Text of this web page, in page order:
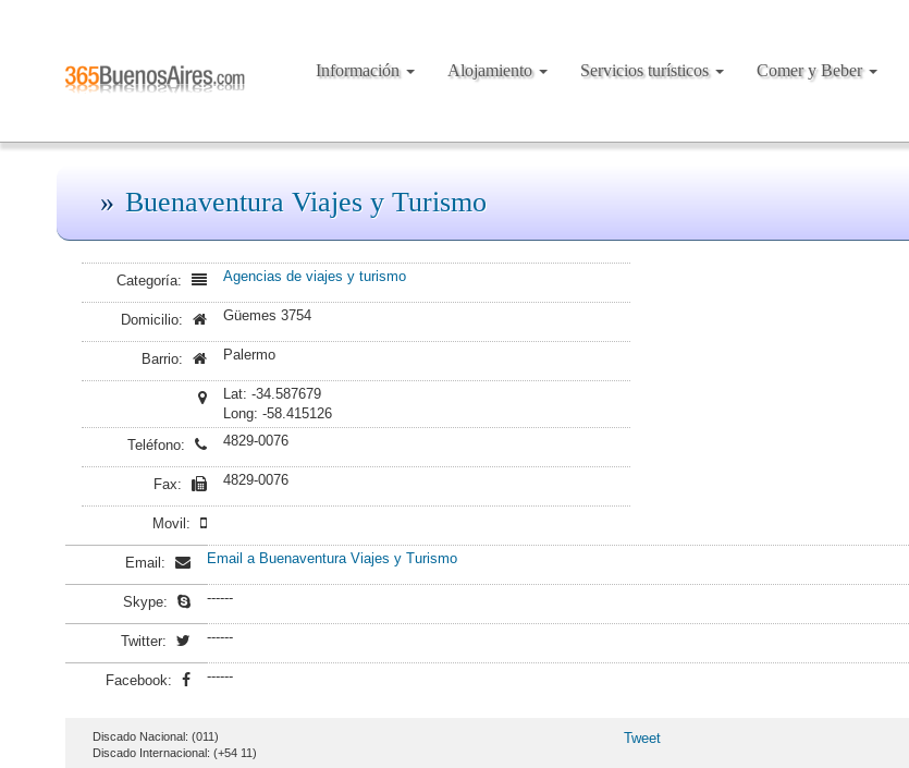
Información Alojamiento Servicios turísticos Comer y Beber
Buenaventura Viajes y Turismo
Categoría: Agencias de viajes y turismo
Domicilio: Güemes 3754
Barrio: Palermo
Lat: -34.587679
Long: -58.415126
Teléfono:
4829-0076
Fax: 4829-0076
Movil:
Email: Email a Buenaventura Viajes y Turismo
Skype: ------
Twitter: ------
Facebook: ------
Discado Nacional: (011)
Discado Internacional: (+54 11)
Tweet